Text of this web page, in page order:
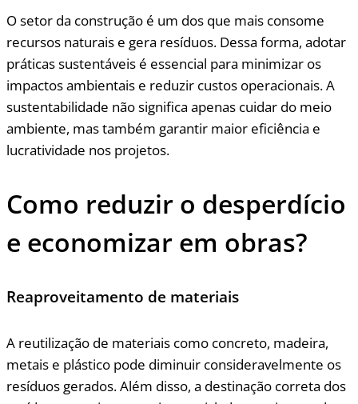
O setor da construção é um dos que mais consome
recursos naturais e gera resíduos. Dessa forma, adotar
práticas sustentáveis é essencial para minimizar os
impactos ambientais e reduzir custos operacionais. A
sustentabilidade não significa apenas cuidar do meio
ambiente, mas também garantir maior eficiência e
lucratividade nos projetos.
Como reduzir o desperdício
e economizar em obras?
Reaproveitamento de materiais
A reutilização de materiais como concreto, madeira,
metais e plástico pode diminuir consideravelmente os
resíduos gerados. Além disso, a destinação correta dos